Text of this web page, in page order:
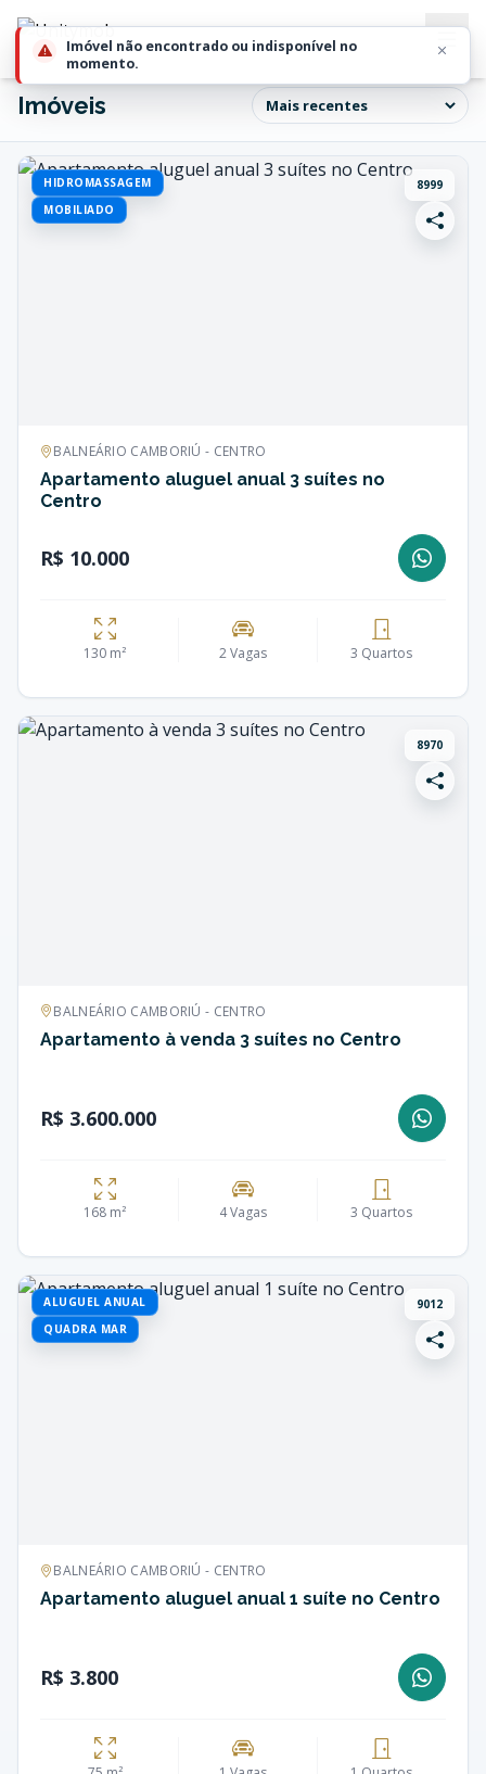
Imóveis
HIDROMASSAGEM
MOBILIADO
8999
BALNEÁRIO CAMBORIÚ - CENTRO
Apartamento aluguel anual 3 suítes no
Centro
R$ 10.000
130 m² 2 Vagas 3 Quartos
8970
BALNEÁRIO CAMBORIÚ - CENTRO
Apartamento à venda 3 suítes no Centro
R$ 3.600.000
168 m² 4 Vagas 3 Quartos
ALUGUEL ANUAL
QUADRA MAR
9012
BALNEÁRIO CAMBORIÚ - CENTRO
Apartamento aluguel anual 1 suíte no Centro
R$ 3.800